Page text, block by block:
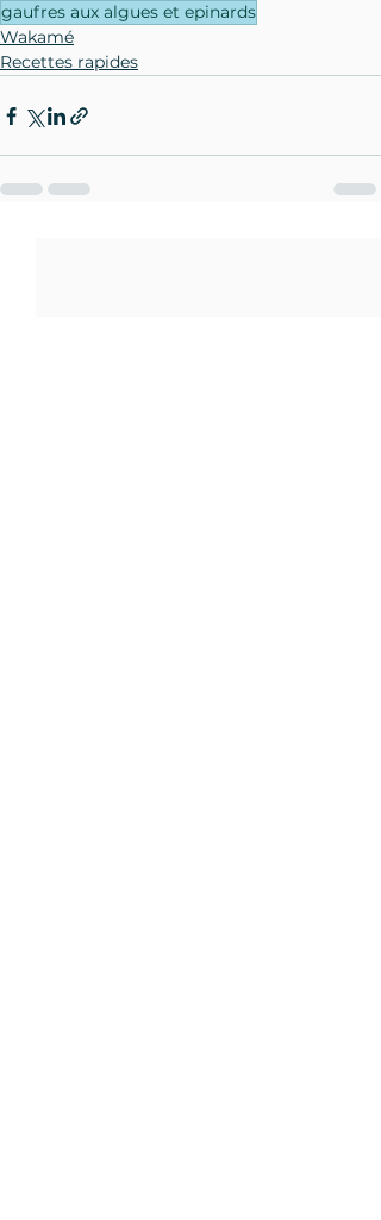
gaufres aux algues et epinards
Wakamé
Recettes rapides